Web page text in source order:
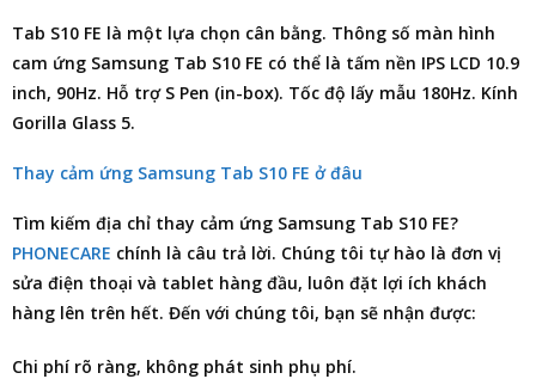
Tab S10 FE là một lựa chọn cân bằng. Thông số màn hình
cam ứng Samsung Tab S10 FE có thể là tấm nền IPS LCD 10.9
inch, 90Hz. Hỗ trợ S Pen (in-box). Tốc độ lấy mẫu 180Hz. Kính
Gorilla Glass 5.
Thay cảm ứng Samsung Tab S10 FE ở đâu
Tìm kiếm địa chỉ thay cảm ứng Samsung Tab S10 FE?
PHONECARE chính là câu trả lời. Chúng tôi tự hào là đơn vị
sửa điện thoại và tablet hàng đầu, luôn đặt lợi ích khách
hàng lên trên hết. Đến với chúng tôi, bạn sẽ nhận được:
Chi phí rõ ràng, không phát sinh phụ phí.